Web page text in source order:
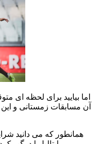
اما بیایید برای لحظه ای
آن مسابقات زمستانی و
همانطور که می دانید